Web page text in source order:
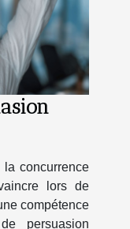
concurrence
lors de
compétence
persuasion